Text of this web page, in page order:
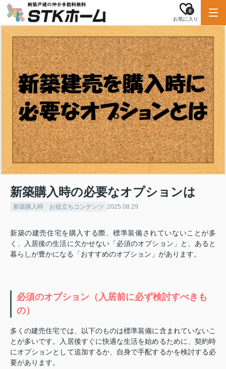
お気に入り
0
新築購入時の必要なオプションは
新築購入時 お役立ちコンテンツ 2025.08.29
新築の建売住宅を購入する際、標準装備されていないことが多
く、入居後の生活に欠かせない「必須のオプション」と、あると
暮らしが豊かになる「おすすめのオプション」があります。
必須のオプション（入居前に必ず検討すべきも
の）
多くの建売住宅では、以下のものは標準装備に含まれていないこ
とが多いです。入居後すぐに快適な生活を始めるために、契約時
にオプションとして追加するか、自身で手配するかを検討する必
要があります。